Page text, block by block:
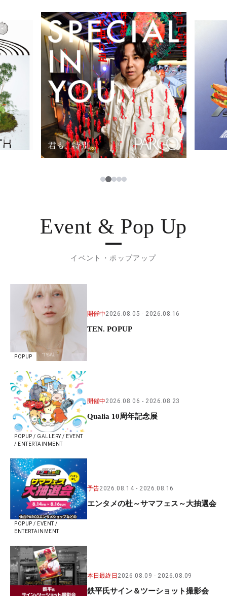
ニュース
レストラン・カフェ
TAX FREE
PARCOメンバーズ
한국어
ภาษาไทย
1234
Event & Pop Up
イベント・ポップアップ
POPUP
開催中2026.08.05 2026.08.16
TEN. POPUP
POPUP / GALLERY / EVENT
/ ENTERTAINMENT
開催中2026.08.06 2026.08.23
Qualia 10周年記念展
POPUP / EVENT /
ENTERTAINMENT
予告2026.08.14 2026.08.16
エンタメの杜～サマフェス～大抽選会
本日最終日 2026.08.09 2026.08.09
鉄平氏サイン＆ツーショット撮影会